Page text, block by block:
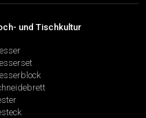
und Tischkultur